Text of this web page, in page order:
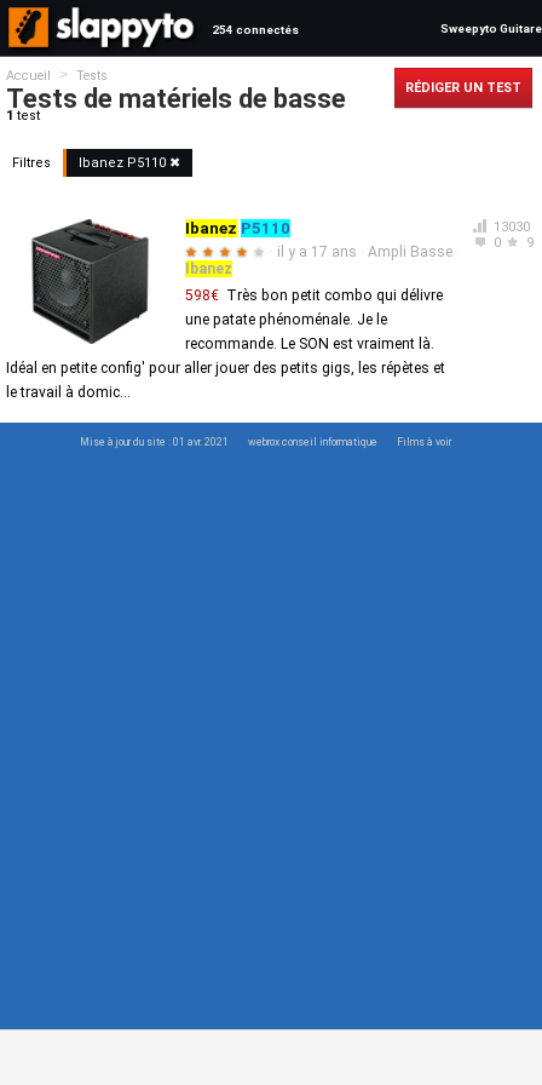
254 connectés Sweepyto Guitare
Accueil > Tests
Tests de matériels de basse
1 test
RÉDIGER UN TEST
Filtres Ibanez P5110 ✖
13030
0
9
Ibanez P5110
★ ★ ★ ★ ★ · il y a 17 ans · Ampli Basse ·
Ibanez
598€ Très bon petit combo qui délivre
une patate phénoménale. Je le
recommande. Le SON est vraiment là.
Idéal en petite config' pour aller jouer des petits gigs, les répètes et
le travail à domic...
Mise à jour du site : 01 avr. 2021 webrox conseil informatique Films à voir